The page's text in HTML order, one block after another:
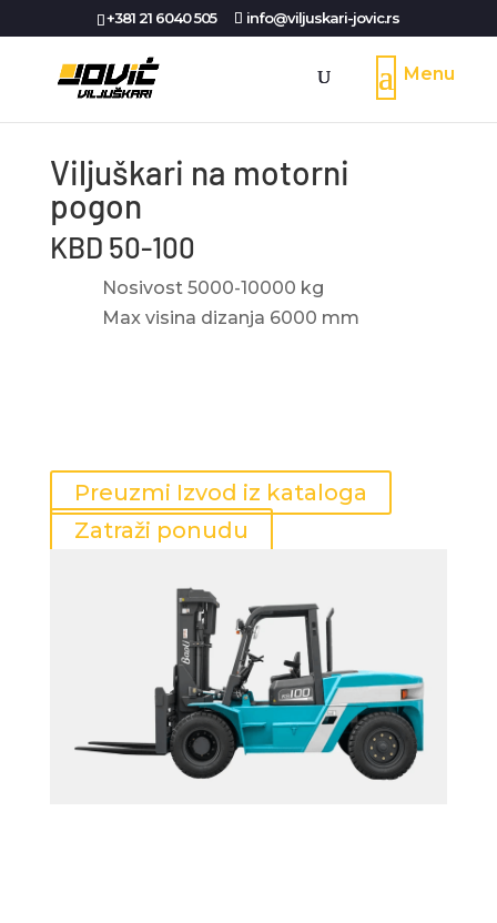
+381 21 6040 505 info@viljuskari-jovic.rs
Viljuškari na motorni
pogon
KBD 50-100
Nosivost 5000-10000 kg
Max visina dizanja 6000 mm
Preuzmi Izvod iz kataloga
Zatraži ponudu